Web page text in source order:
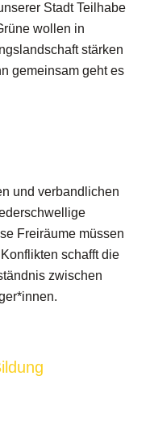
Stadt Teilhabe
wollen in
stärken
gemeinsam geht es
und verbandlichen
Freiräume müssen
schafft die
zwischen